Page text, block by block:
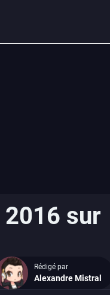
2016 sur
Rédigé par
Alexandre Mistral